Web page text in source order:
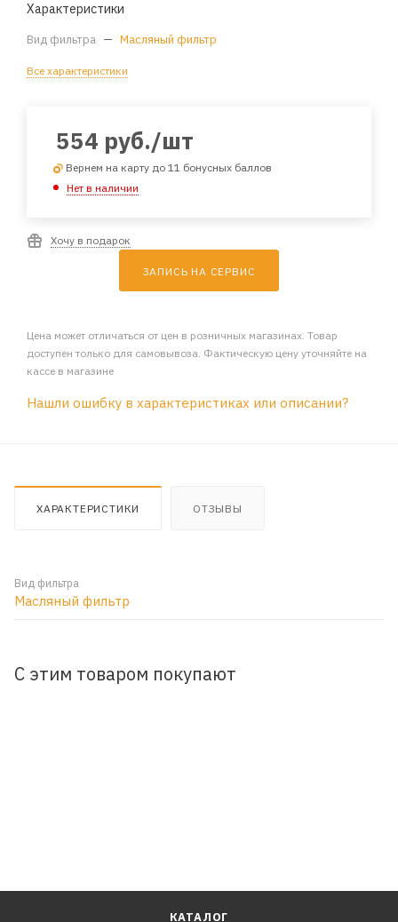
Характеристики
Вид фильтра — Масляный фильтр
Все характеристики
554 руб./шт
Вернем на карту до 11 бонусных баллов
Нет в наличии
Хочу в подарок
ЗАПИСЬ НА СЕРВИС
Цена может отличаться от цен в розничных магазинах. Товар
доступен только для самовывоза. Фактическую цену уточняйте на
кассе в магазине
Нашли ошибку в характеристиках или описании?
ХАРАКТЕРИСТИКИ ОТЗЫВЫ
Вид фильтра
Масляный фильтр
С этим товаром покупают
КАТАЛОГ